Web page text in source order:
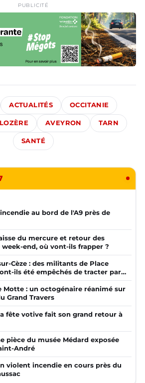
PUBLICITÉ
ACTUALITÉS OCCITANIE
LOZÈRE AVEYRON TARN
SANTÉ
au bord de l'A9 près de
du mercure et retour des
week-end, où vont-ils frapper ?
Cèze : des militants de Place
ils été empêchés de tracter par
Motte : un octogénaire réanimé sur
Grand Travers
fête votive fait son grand retour à
pièce du musée Médard exposée
André
violent incendie en cours près du